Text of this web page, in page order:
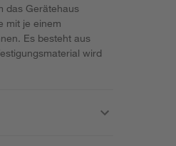
das Gerätehaus
mit je einem
Es besteht aus
wird